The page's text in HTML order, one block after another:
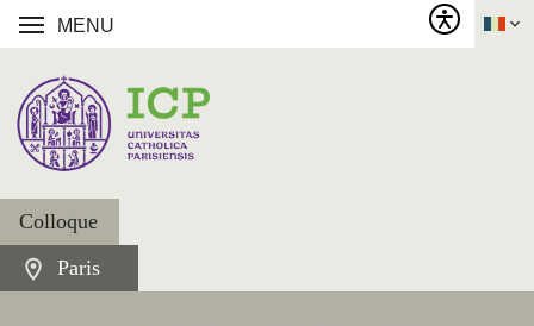
MENU
Colloque
Paris